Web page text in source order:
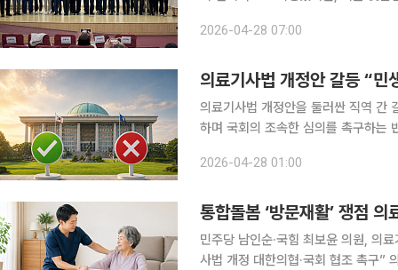
2026-04-28 07:00
의료기사법 개정안 갈등 “
의료기사법 개정안을 둘러싼 직역 간
하며 국회의 조속한 심의를 촉구하는
2026-04-28 01:00
통합돌봄 ‘방문재활’ 쟁점
민주당 남인순·국힘 최보윤 의원, 의
사법 개정 대한의협·국회 협조 촉구”